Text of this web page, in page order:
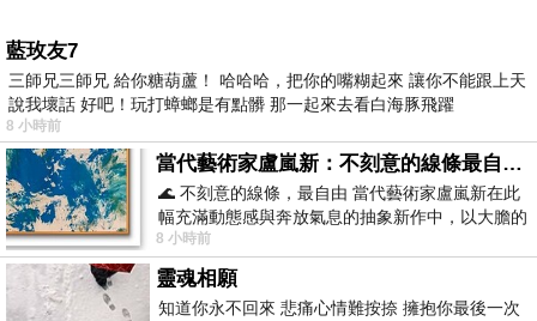
藍玫友7
三師兄三師兄 給你糖葫蘆！ 哈哈哈，把你的嘴糊起來 讓你不能跟上天
說我壞話 好吧！玩打蟑螂是有點髒 那一起來去看白海豚飛躍
8 小時前
當代藝術家盧嵐新：不刻意的線條最自由，讓色彩流動、筆觸自己說話
🌊 不刻意的線條，最自由 當代藝術家盧嵐新在此
幅充滿動態感與奔放氣息的抽象新作中，以大膽的
藍色顏料在白色畫布上揮灑、壓印與流淌
8 小時前
靈魂相願
知道你永不回來 悲痛心情難按捺 擁抱你最後一次